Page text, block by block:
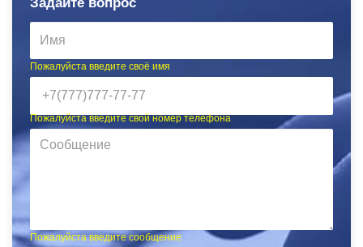
Пожалуйста введите своё имя
Пожалуйста введите свой номер телефона
Пожалуйста введите сообщение